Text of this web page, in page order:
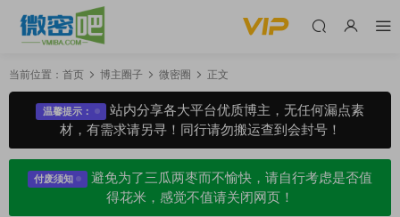
当前位置： 首页 博主圈子 微密圈 正文
温馨提示：
站内分享各大平台优质博主，无任何漏点素
材，有需求请另寻！同行请勿搬运查到会封号！
付废须知
避免为了三瓜两枣而不愉快，请自行考虑是否值
得花米，感觉不值请关闭网页！